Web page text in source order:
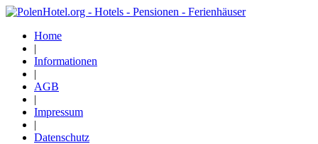
Home
|
Informationen
|
AGB
|
Impressum
|
Datenschutz